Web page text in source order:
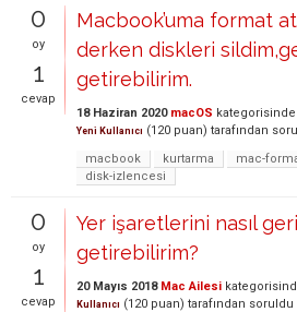
0
oy
1
cevap
Macbook’uma format
derken diskleri
getirebilirim.
18 Haziran 2020 macOS kategorisinde
Yeni Kullanıcı (120 puan) tarafından
macbook
kurtarma mac-
disk-izlencesi
0
oy
1
cevap
Yer işaretlerini nasıl geri
getirebilirim?
20 Mayıs 2018 Mac Ailesi
Kullanıcı (120 puan) tarafından soruldu